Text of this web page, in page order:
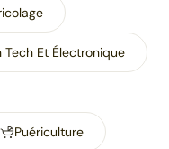
Tech Et Électronique
Puériculture